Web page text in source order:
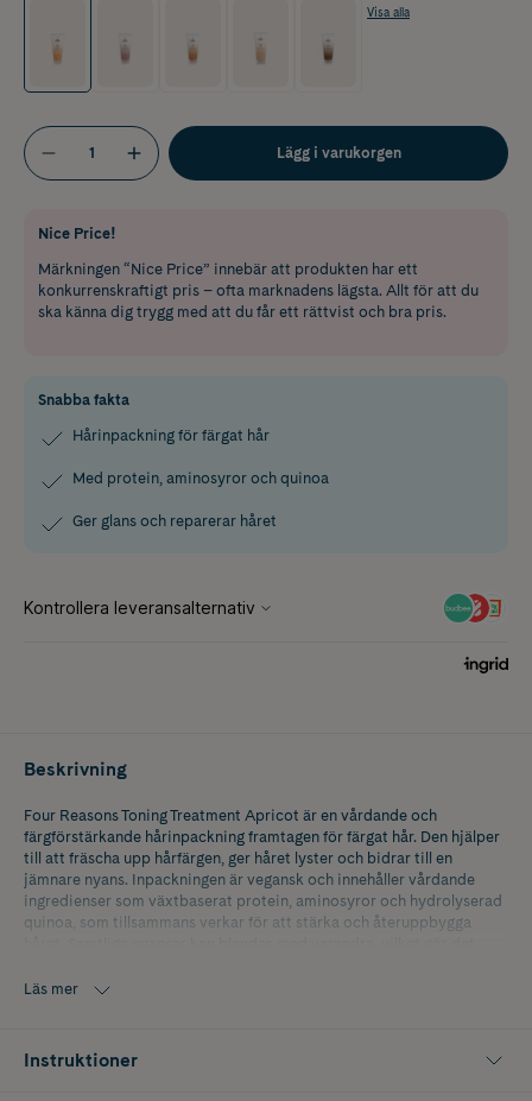
Visa alla
Lägg i varukorgen
Nice Price!
Märkningen “Nice Price” innebär att produkten har ett
konkurrenskraftigt pris – ofta marknadens lägsta. Allt för att du
ska känna dig trygg med att du får ett rättvist och bra pris.
Snabba fakta
Hårinpackning för färgat hår
Med protein, aminosyror och quinoa
Ger glans och reparerar håret
Beskrivning
Four Reasons Toning Treatment Apricot är en vårdande och
färgförstärkande hårinpackning framtagen för färgat hår. Den hjälper
till att fräscha upp hårfärgen, ger håret lyster och bidrar till en
jämnare nyans. Inpackningen är vegansk och innehåller vårdande
ingredienser som växtbaserat protein, aminosyror och hydrolyserad
quinoa, som tillsammans verkar för att stärka och återuppbygga
Läs mer
Instruktioner